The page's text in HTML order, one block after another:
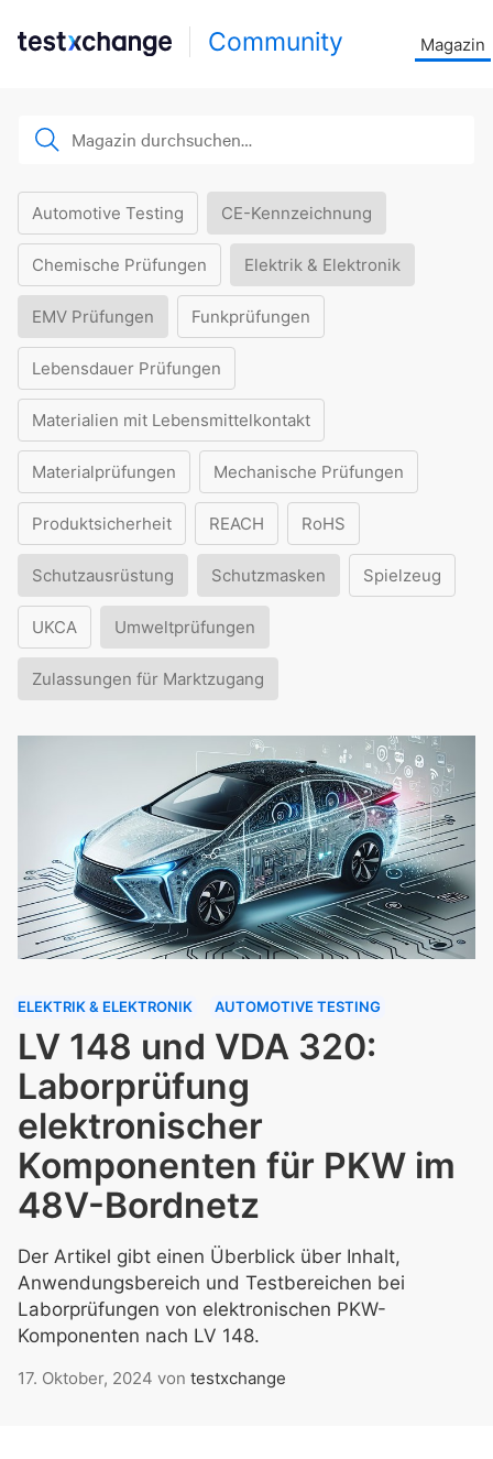
Community Magazin
Automotive Testing CE-Kennzeichnung
Chemische Prüfungen Elektrik & Elektronik
EMV Prüfungen Funkprüfungen
Lebensdauer Prüfungen
Materialien mit Lebensmittelkontakt
Materialprüfungen Mechanische Prüfungen
Produktsicherheit REACH RoHS
Schutzausrüstung Schutzmasken Spielzeug
UKCA Umweltprüfungen
Zulassungen für Marktzugang
ELEKTRIK & ELEKTRONIK AUTOMOTIVE TESTING
LV 148 und VDA 320:
Laborprüfung
elektronischer
Komponenten für PKW im
48V-Bordnetz
Der Artikel gibt einen Überblick über Inhalt,
Anwendungsbereich und Testbereichen bei
Laborprüfungen von elektronischen PKW-
Komponenten nach LV 148.
17. Oktober, 2024 von testxchange